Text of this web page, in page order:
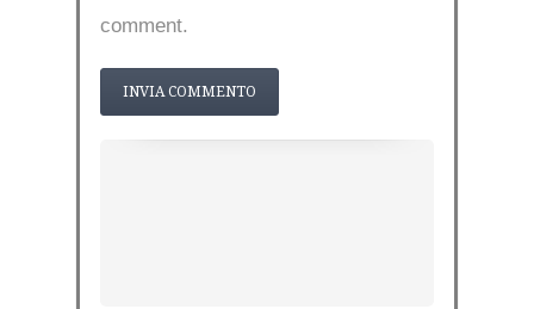
comment.